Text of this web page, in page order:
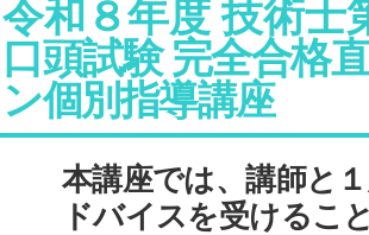
令和８年度 技術士
口頭試験 完全合格
ン個別指導講座
本講座では、講師と
ドバイスを受けるこ